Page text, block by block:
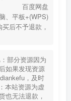
百度网盘
、平板+(WPS)
后不予退款，
部分资源因为
如果发现资源
，及时
本站资源为虚
也无法退款，